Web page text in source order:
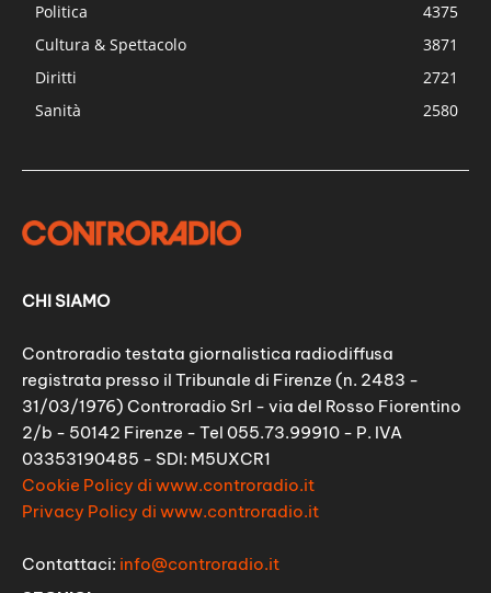
Politica
4375
Cultura & Spettacolo
3871
Diritti
2721
Sanità
2580
CHI SIAMO
Controradio testata giornalistica radiodiffusa
registrata presso il Tribunale di Firenze (n. 2483 -
31/03/1976) Controradio Srl - via del Rosso Fiorentino
2/b - 50142 Firenze - Tel 055.73.99910 - P. IVA
03353190485 - SDI: M5UXCR1
Cookie Policy di www.controradio.it
Privacy Policy di www.controradio.it
Contattaci: info@controradio.it